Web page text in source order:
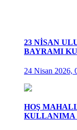
23 NİSAN
BAYRAMI
24 Nisan 2026,
HOŞ
KULLANIMA